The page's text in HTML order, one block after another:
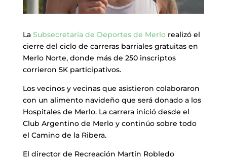
La Subsecretaría de Deportes de Merlorealizó el
cierre del ciclo de carreras barriales gratuitas en
Merlo Norte, donde más de 250 inscriptos
corrieron 5K participativos.
Los vecinos y vecinas que asistieron colaboraron
con un alimento navideño que será donado a los
Hospitales de Merlo. La carrera inició desde el
Club Argentino de Merlo y continúo sobre todo
el Camino de la Ribera.
El director de Recreación Martín Robledo